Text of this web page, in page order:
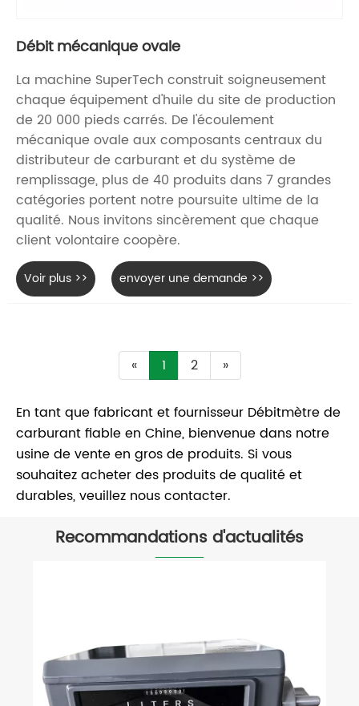
Débit mécanique ovale
La machine SuperTech construit soigneusement
chaque équipement d'huile du site de production
de 20 000 pieds carrés. De l'écoulement
mécanique ovale aux composants centraux du
distributeur de carburant et du système de
remplissage, plus de 40 produits dans 7 grandes
catégories portent notre poursuite ultime de la
qualité. Nous invitons sincèrement que chaque
client volontaire coopère.
Voir plus >> envoyer une demande >>
« 1 2 »
En tant que fabricant et fournisseur Débitmètre de
carburant fiable en Chine, bienvenue dans notre
usine de vente en gros de produits. Si vous
souhaitez acheter des produits de qualité et
durables, veuillez nous contacter.
Recommandations d'actualités
précision
Voir plus >>